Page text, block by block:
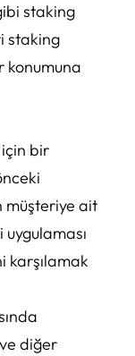
staking
staking
konumuna
bir
müşteriye ait
karşılamak
diğer